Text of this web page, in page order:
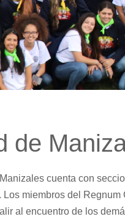
de
cuenta con
Los miembros del
al encuentro de los